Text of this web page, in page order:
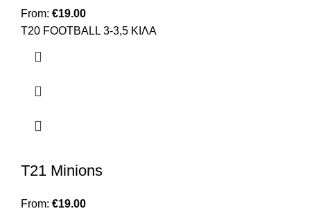
From: €19.00
Τ20 FOOTBALL 3-3,5 ΚΙΛΑ
T21 Minions
From: €19.00